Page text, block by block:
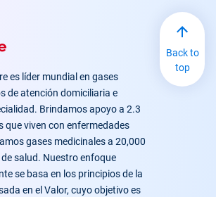
es líder mundial en gases
de atención domiciliaria e
Brindamos apoyo a 2.3
que viven con enfermedades
gases medicinales a 20,000
salud. Nuestro enfoque
se basa en los principios de la
en el Valor, cuyo objetivo es
Back to
top